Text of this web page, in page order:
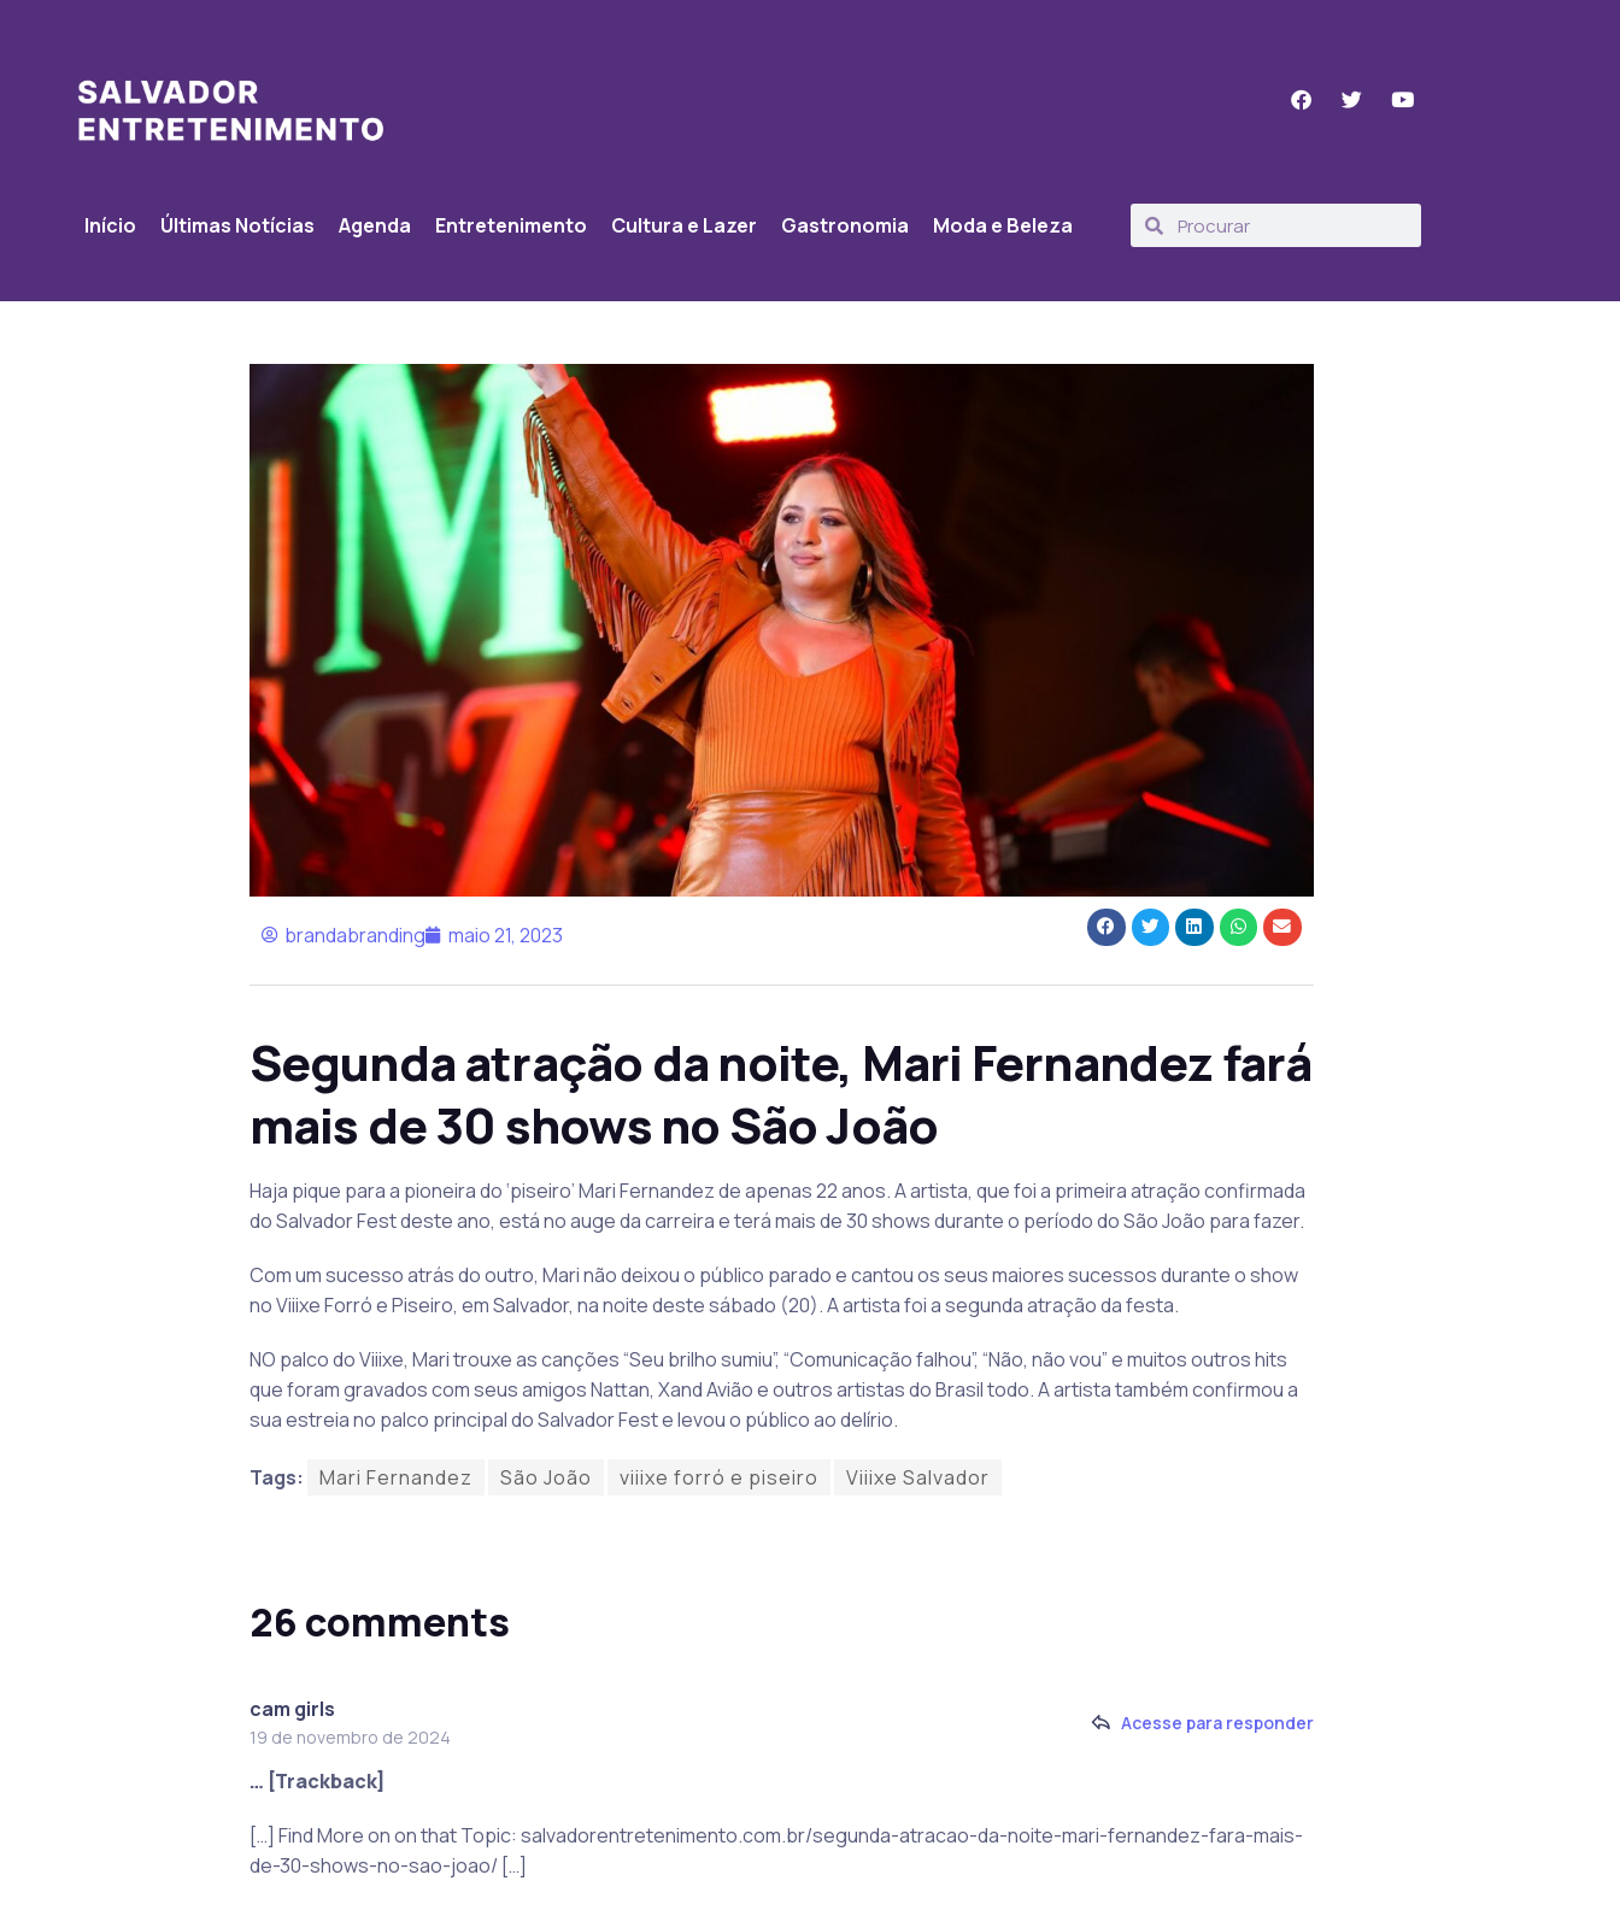
Início Últimas Notícias Agenda Entretenimento Cultura e Lazer Gastronomia Moda e Beleza
brandabranding maio 21, 2023
Segunda atração da noite, Mari Fernandez fará
mais de 30 shows no São João
Haja pique para a pioneira do ‘piseiro’ Mari Fernandez de apenas 22 anos. A artista, que foi a primeira atração confirmada
do Salvador Fest deste ano, está no auge da carreira e terá mais de 30 shows durante o período do São João para fazer.
Com um sucesso atrás do outro, Mari não deixou o público parado e cantou os seus maiores sucessos durante o show
no Viiixe Forró e Piseiro, em Salvador, na noite deste sábado (20). A artista foi a segunda atração da festa.
NO palco do Viiixe, Mari trouxe as canções “Seu brilho sumiu”, “Comunicação falhou”, “Não, não vou” e muitos outros hits
que foram gravados com seus amigos Nattan, Xand Avião e outros artistas do Brasil todo. A artista também confirmou a
sua estreia no palco principal do Salvador Fest e levou o público ao delírio.
Tags: Mari Fernandez São João viiixe forró e piseiro Viiixe Salvador
26 comments
cam girls
19 de novembro de 2024
Acesse para responder
… [Trackback]
[…] Find More on on that Topic: salvadorentretenimento.com.br/segunda-atracao-da-noite-mari-fernandez-fara-mais-
de-30-shows-no-sao-joao/ […]